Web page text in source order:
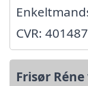
CVR:
Frisør